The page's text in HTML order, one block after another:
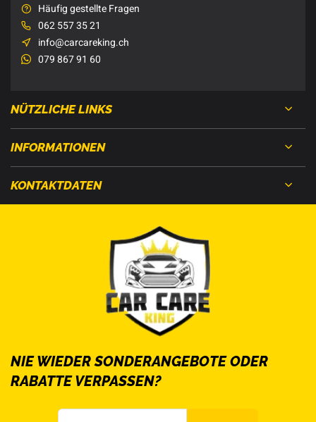
Häufig gestellte Fragen
062 557 35 21
info@carcareking.ch
079 867 91 60
NÜTZLICHE LINKS
INFORMATIONEN
KONTAKTDATEN
NIE WIEDER SONDERANGEBOTE ODER
RABATTE VERPASSEN?